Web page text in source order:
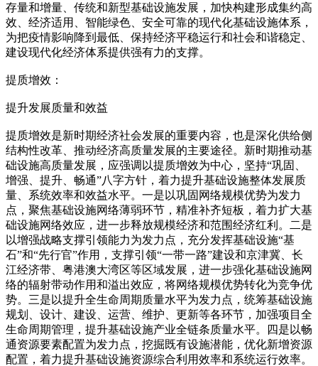
存量和增量、传统和新型基础设施发展，加快构建形成集约高
效、经济适用、智能绿色、安全可靠的现代化基础设施体系，
为把疫情影响降到最低、保持经济平稳运行和社会和谐稳定、
建设现代化经济体系提供强有力的支撑。
提质增效：
提升发展质量和效益
提质增效是新时期经济社会发展的重要内容，也是深化供给侧
结构性改革、推动经济高质量发展的主要途径。新时期推动基
础设施高质量发展，应强调以提质增效为中心，坚持“巩固、
增强、提升、畅通”八字方针，着力提升基础设施整体发展质
量、系统效率和效益水平。一是以巩固网络规模优势为发力
点，聚焦基础设施网络薄弱环节，精准补齐短板，着力扩大基
础设施网络效应，进一步释放规模经济和范围经济红利。二是
以增强战略支撑引领能力为发力点，充分发挥基础设施“基
石”和“先行官”作用，支撑引领“一带一路”建设和京津冀、长
江经济带、粤港澳大湾区等区域发展，进一步强化基础设施网
络的辐射带动作用和溢出效应，将网络规模优势转化为竞争优
势。三是以提升全生命周期质量水平为发力点，统筹基础设施
规划、设计、建设、运营、维护、更新等各环节，加强项目全
生命周期管理，提升基础设施产业全链条质量水平。四是以畅
通资源要素配置为发力点，挖掘既有设施潜能，优化新增资源
配置，着力提升基础设施资源综合利用效率和系统运行效率。